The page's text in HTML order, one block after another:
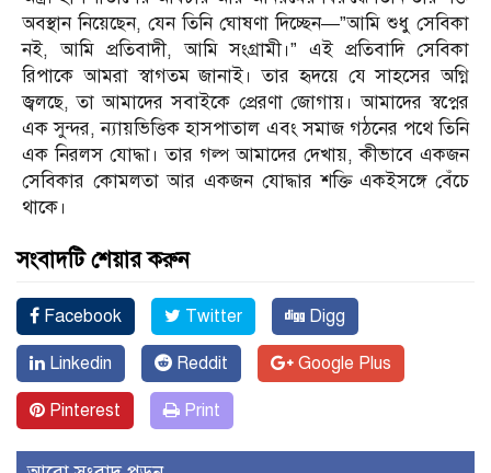
অবস্থান নিয়েছেন, যেন তিনি ঘোষণা দিচ্ছেন—”আমি শুধু সেবিকা
নই, আমি প্রতিবাদী, আমি সংগ্রামী।” এই প্রতিবাদি সেবিকা
রিপাকে আমরা স্বাগতম জানাই। তার হৃদয়ে যে সাহসের অগ্নি
জ্বলছে, তা আমাদের সবাইকে প্রেরণা জোগায়। আমাদের স্বপ্নের
এক সুন্দর, ন্যায়ভিত্তিক হাসপাতাল এবং সমাজ গঠনের পথে তিনি
এক নিরলস যোদ্ধা। তার গল্প আমাদের দেখায়, কীভাবে একজন
সেবিকার কোমলতা আর একজন যোদ্ধার শক্তি একইসঙ্গে বেঁচে
থাকে।
সংবাদটি শেয়ার করুন
Facebook Twitter Digg
Linkedin Reddit Google Plus
Pinterest Print